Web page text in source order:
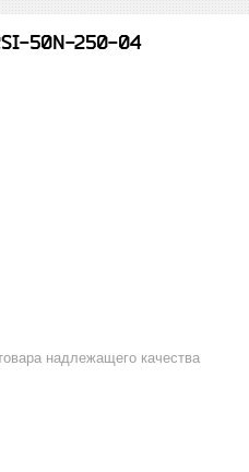
50N-250-04
надлежащего качества